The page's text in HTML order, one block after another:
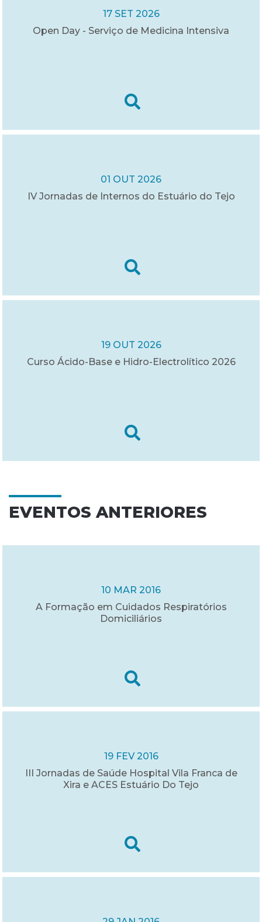
17 SET 2026
Open Day - Serviço de Medicina Intensiva
01 OUT 2026
IV Jornadas de Internos do Estuário do Tejo
19 OUT 2026
Curso Ácido-Base e Hidro-Electrolítico 2026
EVENTOS ANTERIORES
10 MAR 2016
A Formação em Cuidados Respiratórios
Domiciliários
19 FEV 2016
III Jornadas de Saúde Hospital Vila Franca de
Xira e ACES Estuário Do Tejo